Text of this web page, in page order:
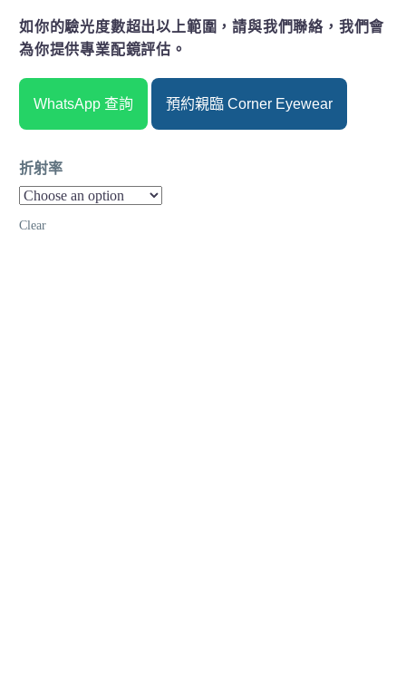
如你的驗光度數超出以上範圍，請與我們聯絡，我們會
為你提供專業配鏡評估。
WhatsApp 查詢 預約親臨 Corner Eyewear
折射率
Clear